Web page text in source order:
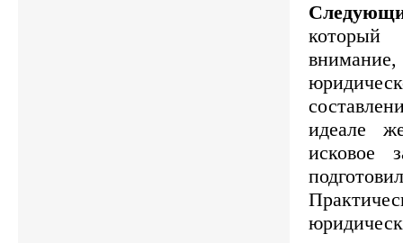
который
идеале
исковое